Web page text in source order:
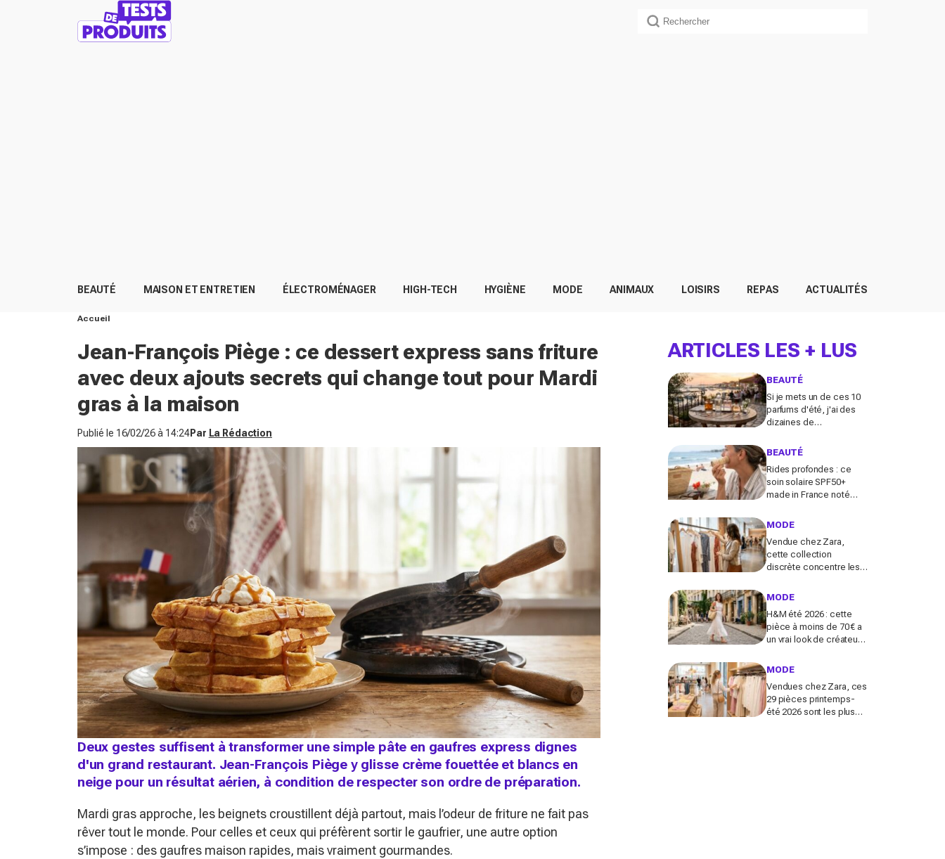
BEAUTÉ MAISON ET ENTRETIEN ÉLECTROMÉNAGER HIGH-TECH HYGIÈNE MODE ANIMAUX LOISIRS REPAS ACTUALITÉS
Accueil
Jean-François Piège : ce dessert express sans friture
avec deux ajouts secrets qui change tout pour Mardi
gras à la maison
Publié le 16/02/26 à 14:24Par La Rédaction
Deux gestes suffisent à transformer une simple pâte en gaufres express dignes
d'un grand restaurant. Jean-François Piège y glisse crème fouettée et blancs en
neige pour un résultat aérien, à condition de respecter son ordre de préparation.
Mardi gras approche, les beignets croustillent déjà partout, mais l’odeur de friture ne fait pas
rêver tout le monde. Pour celles et ceux qui préfèrent sortir le gaufrier, une autre option
s’impose : des gaufres maison rapides, mais vraiment gourmandes.
ARTICLES LES + LUS
BEAUTÉ
Si je mets un de ces 10
parfums d'été, j'ai des
dizaines de
journée
BEAUTÉ
Rides profondes : ce
soin solaire SPF50+
made in France noté
de freiner leur apparition
MODE
Vendue chez Zara,
cette collection
discrète concentre les
voici les astuces pour la
monde
MODE
H&M été 2026 : cette
pièce à moins de 70 € a
un vrai look de créateur
minutes chrono
MODE
Vendues chez Zara, ces
29 pièces printemps-
été 2026 sont les plus